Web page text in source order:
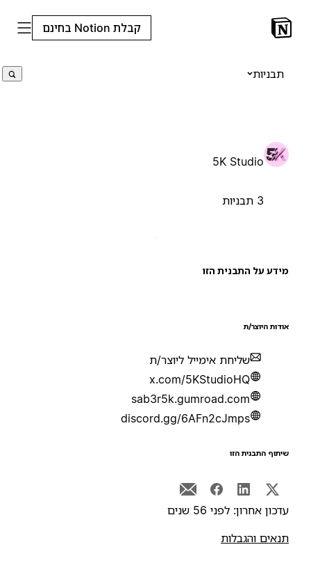
קבלת Notion בחינם
תבניות
5K Studio
על התבנית הזו
היוצר/ת
שליחת אימייל ליוצר/ת
x.com/5KStudioHQ
sab3r5k.gumroad.com
discord.gg/6AFn2cJmps
התבנית הזו
אחרון: לפני 56 שנים
והגבלות